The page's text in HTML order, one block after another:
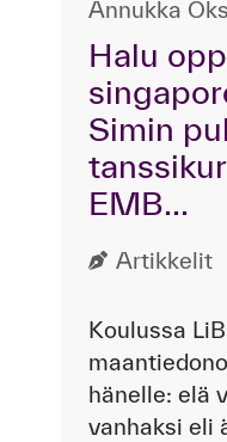
Annukka
Halu oppia on vienyt
Simin
EMB...
Artikkelit
Koulussa
hänelle: elä
vanhaksi eli